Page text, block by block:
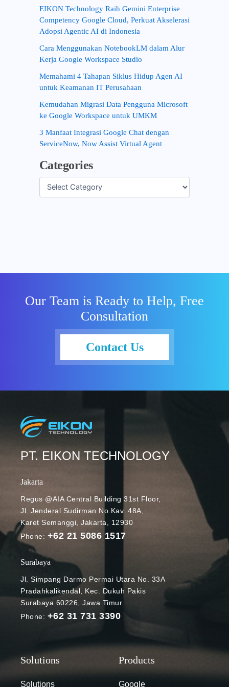
EIKON Technology Raih Gemini Enterprise
Competency Google Cloud, Perkuat Akselerasi
Adopsi Agentic AI di Indonesia
Cara Menggunakan NotebookLM dalam Alur
Kerja Google Workspace Studio
Memahami 4 Tahapan Siklus Hidup Agen AI
untuk Keamanan IT Perusahaan
Kemudahan Migrasi Data Pengguna Microsoft
ke Google Workspace untuk UMKM
3 Manfaat Integrasi Google Chat dengan
ServiceNow, Now Assist Virtual Agent
Categories
Our Team is Ready to Help, Free
Consultation
Contact Us
PT. EIKON TECHNOLOGY
Jakarta
Regus @AIA Central Building 31st Floor,
Jl. Jenderal Sudirman No.Kav. 48A,
Karet Semanggi, Jakarta, 12930
Phone: +62 21 5086 1517
Surabaya
Jl. Simpang Darmo Permai Utara No. 33A
Pradahkalikendal, Kec. Dukuh Pakis
Surabaya 60226, Jawa Timur
Phone: +62 31 731 3390
Solutions Google